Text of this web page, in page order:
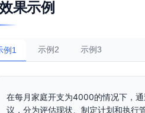
果示例
例1 示例2 示例3
在每月家庭开支为4000的情况下，
议，分为评估现状、制定计划和执行